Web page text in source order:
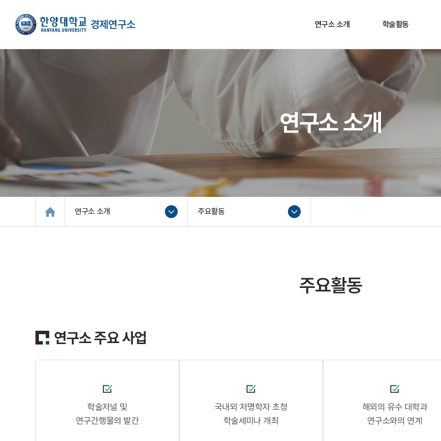
연구소 소개
연구소장 인사말
연구목표 및 목적
연구소 연혁
조직도
찾아오시는 길
학술활동
학술대회
연구소 소개
연구소 소개 주요활동
주요활동
연구소 주요 사업
학술저널 및
연구간행물의 발간
국내외 저명학자 초청
학술세미나 개최
해외의 유수 대학과
연구소와의 연계